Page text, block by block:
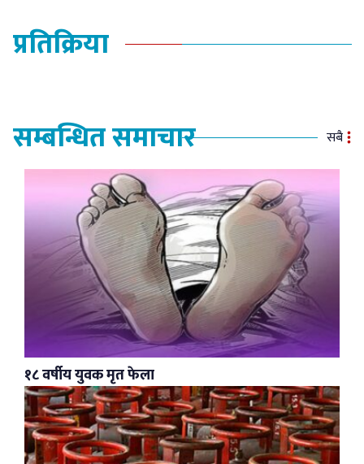
प्रतिक्रिया
सम्बन्धित समाचार सबै
१८ वर्षीय युवक मृत फेला